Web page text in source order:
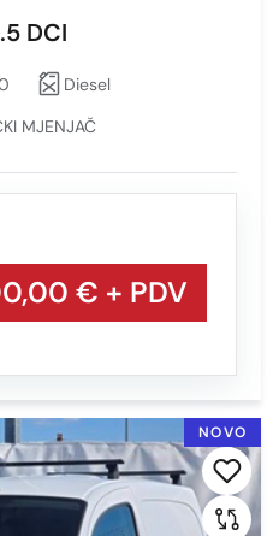
DCI
Diesel
MJENJAČ
€ + PDV
NOVO